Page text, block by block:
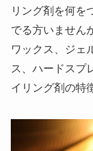
リング剤を何を
でる方いません
ワックス、ジェ
ス、ハードスプ
イリング剤の特